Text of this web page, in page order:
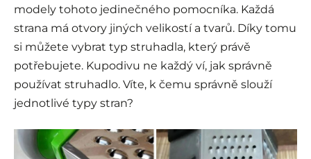
modely tohoto jedinečného pomocníka. Každá
strana má otvory jiných velikostí a tvarů. Díky tomu
si můžete vybrat typ struhadla, který právě
potřebujete. Kupodivu ne každý ví, jak správně
používat struhadlo. Víte, k čemu správně slouží
jednotlivé typy stran?